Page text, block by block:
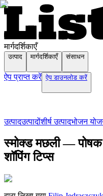
मार्गदर्शिकाएँ
उत्पाद मार्गदर्शिकाएँ संसाधन
ऐप प्राप्त करें ऐप डाउनलोड करें
उत्पादउत्पादोंशीर्ष उत्पादभोजन
स्मोक्ड मछली —
शॉपिंग टिप्स